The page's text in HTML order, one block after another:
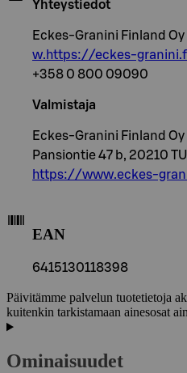
Yhteystiedot
Eckes-Granini Finland Oy
w.https://eckes-
+358 0 800 09090
Valmistaja
Eckes-Granini Finland Oy
Pansiontie 47 b, 20210
https://www.eckes-
EAN
6415130118398
Päivitämme palvelun tuotetietoja
kuitenkin tarkistamaan ainesosat
Ominaisuudet